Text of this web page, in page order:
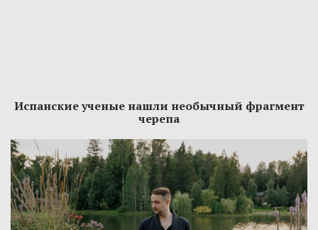
Испанские ученые нашли необычный фрагмент
черепа